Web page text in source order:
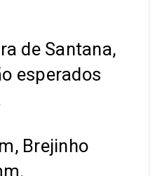
de Santana,
esperados
Brejinho